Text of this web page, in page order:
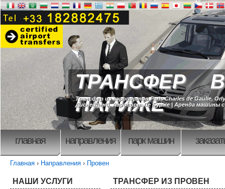
ТРАНСФЕР В
ПАРИЖЕ
Трансфер из аэропортов Paris Charles de Gaulle,
Диснейленд, Аэропорт Ле Бурже | Аренда машины
главная направления парк машин
Главная › Направления › Провен
ТРАНСФЕР ИЗ ПРОВЕН
НАШИ УСЛУГИ